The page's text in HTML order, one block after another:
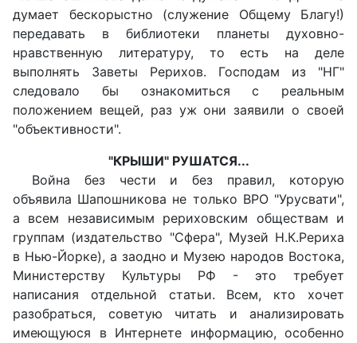
думает бескорыстно (служение Общему Благу!)
передавать в библиотеки планеты духовно-
нравственную литературу, то есть на деле
выполнять Заветы Рерихов. Господам из "НГ"
следовало бы ознакомиться с реальным
положением вещей, раз уж они заявили о своей
"объективности".
"КРЫШИ" РУШАТСЯ...
Война без чести и без правил, которую
объявила Шапошникова не только ВРО "Урусвати",
а всем независимым рериховским обществам и
группам (издательство "Сфера", Музей Н.К.Рериха
в Нью-Йорке), а заодно и Музею народов Востока,
Министерству Культуры РФ - это требует
написания отдельной статьи. Всем, кто хочет
разобраться, советую читать и анализировать
имеющуюся в Интернете информацию, особенно